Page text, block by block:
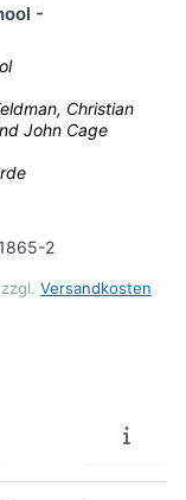
-
Christian
John Cage
2
Versandkosten